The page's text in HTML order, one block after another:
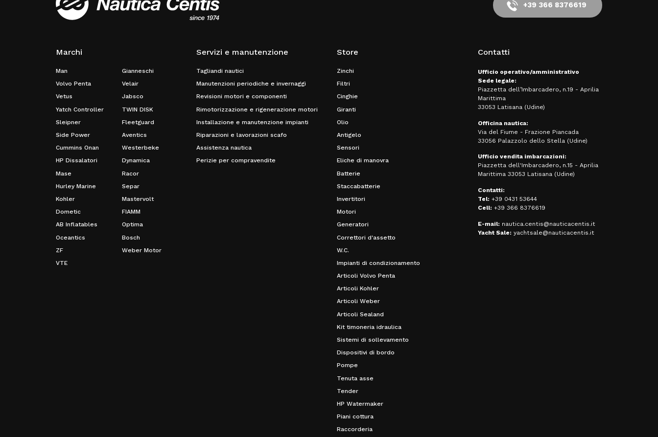
+39 366 8376619
Marchi
Man
Volvo Penta
Vetus
Yatch Controller
Sleipner
Side Power
Cummins Onan
HP Dissalatori
Mase
Hurley Marine
Kohler
Dometic
AB Inflatables
Oceantics
ZF
VTE
Gianneschi
Velair
Jabsco
TWIN DISK
Fleetguard
Aventics
Westerbeke
Dynamica
Racor
Separ
Mastervolt
FIAMM
Optima
Bosch
Weber Motor
Servizi e manutenzione
Tagliandi nautici
Manutenzioni periodiche e invernaggi
Revisioni motori e componenti
Rimotorizzazione e rigenerazione motori
Installazione e manutenzione impianti
Riparazioni e lavorazioni scafo
Assistenza nautica
Perizie per compravendite
Store
Zinchi
Filtri
Cinghie
Giranti
Olio
Antigelo
Sensori
Eliche di manovra
Batterie
Staccabatterie
Invertitori
Motori
Generatori
Correttori d'assetto
W.C.
Impianti di condizionamento
Articoli Volvo Penta
Articoli Kohler
Articoli Weber
Articoli Sealand
Kit timoneria idraulica
Sistemi di sollevamento
Dispositivi di bordo
Pompe
Tenuta asse
Tender
HP Watermaker
Piani cottura
Raccorderia
Contatti
Ufficio operativo/amministrativo
Sede legale:
Piazzetta dell’Imbarcadero, n.19 - Aprilia
Marittima
33053 Latisana (Udine)
Officina nautica:
Via del Fiume - Frazione Piancada
33056 Palazzolo dello Stella (Udine)
Ufficio vendita imbarcazioni:
Piazzetta dell'Imbarcadero, n.15 - Aprilia
Marittima 33053 Latisana (Udine)
Contatti:
Tel: +39 0431 53644
Cell: +39 366 8376619
E-mail: nautica.centis@nauticacentis.it
Yacht Sale: yachtsale@nauticacentis.it